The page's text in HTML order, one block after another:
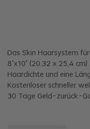
Das Skin Haarsystem
8"x10" (20,32 x 25,4
Haardichte und eine
Kostenloser schneller
30 Tage Geld-zurück-